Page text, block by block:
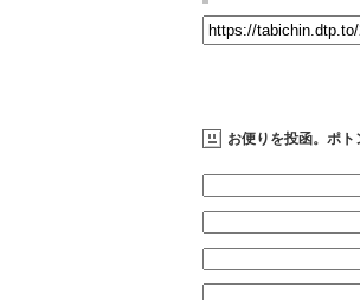
お便りを投函。ポト